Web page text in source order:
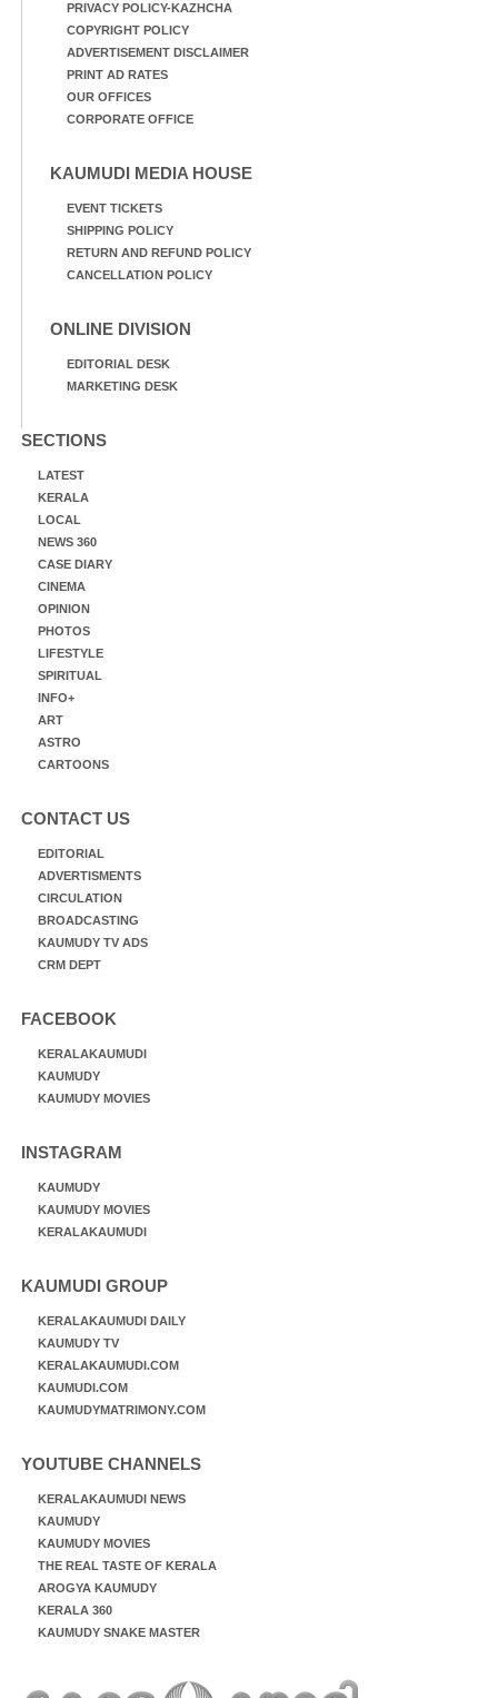
PRIVACY POLICY-KAZHCHA
COPYRIGHT POLICY
ADVERTISEMENT DISCLAIMER
PRINT AD RATES
OUR OFFICES
CORPORATE OFFICE
KAUMUDI MEDIA HOUSE
EVENT TICKETS
SHIPPING POLICY
RETURN AND REFUND POLICY
CANCELLATION POLICY
ONLINE DIVISION
EDITORIAL DESK
MARKETING DESK
SECTIONS
LATEST
KERALA
LOCAL
NEWS 360
CASE DIARY
CINEMA
OPINION
PHOTOS
LIFESTYLE
SPIRITUAL
INFO+
ART
ASTRO
CARTOONS
CONTACT US
EDITORIAL
ADVERTISMENTS
CIRCULATION
BROADCASTING
KAUMUDY TV ADS
CRM DEPT
FACEBOOK
KERALAKAUMUDI
KAUMUDY
KAUMUDY MOVIES
INSTAGRAM
KAUMUDY
KAUMUDY MOVIES
KERALAKAUMUDI
KAUMUDI GROUP
KERALAKAUMUDI DAILY
KAUMUDY TV
KERALAKAUMUDI.COM
KAUMUDI.COM
KAUMUDYMATRIMONY.COM
YOUTUBE CHANNELS
KERALAKAUMUDI NEWS
KAUMUDY
KAUMUDY MOVIES
THE REAL TASTE OF KERALA
AROGYA KAUMUDY
KERALA 360
KAUMUDY SNAKE MASTER